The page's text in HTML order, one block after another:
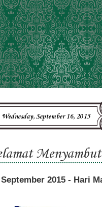
Wednesday, September 16, 2015
September 2015 - Hari